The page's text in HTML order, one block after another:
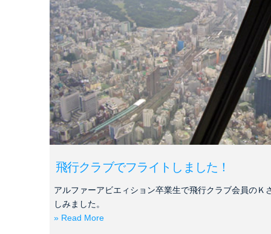
飛行クラブでフライトしました！
アルファーアビエィション卒業生で飛行クラブ会員のＫ
しみました。
» Read More